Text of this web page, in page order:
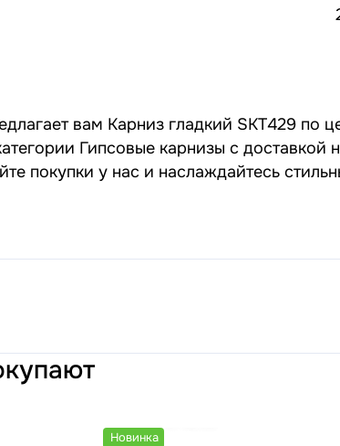
вам Карниз гладкий SKT429 по
Гипсовые карнизы с
покупки у нас и наслаждайтесь
Новинка